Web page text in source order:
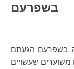
בשפרעם
בשפרעם הגעתם
משוערים שעשויים